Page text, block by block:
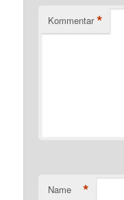
Kommentar *
Name *